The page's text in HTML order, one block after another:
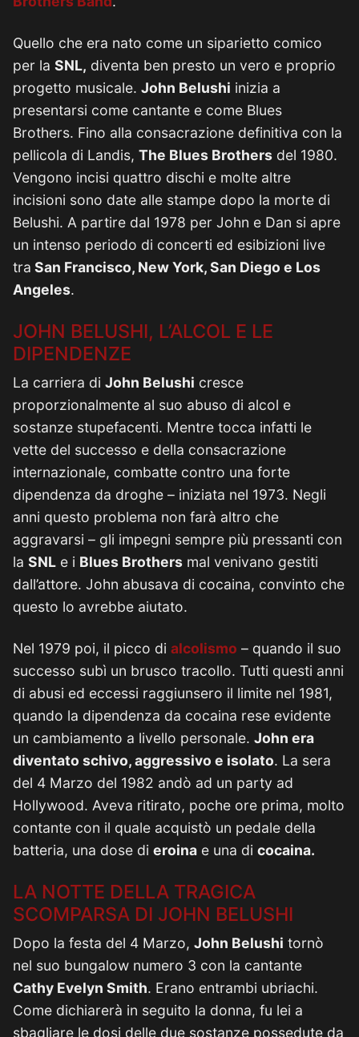
Quello che era nato come un siparietto comico
per la SNL, diventa ben presto un vero e proprio
progetto musicale. John Belushi inizia a
presentarsi come cantante e come Blues
Brothers. Fino alla consacrazione definitiva con la
pellicola di Landis, The Blues Brothers del 1980.
Vengono incisi quattro dischi e molte altre
incisioni sono date alle stampe dopo la morte di
Belushi. A partire dal 1978 per John e Dan si apre
un intenso periodo di concerti ed esibizioni live
tra San Francisco, New York, San Diego e Los
Angeles.
JOHN BELUSHI, L’ALCOL E LE
DIPENDENZE
La carriera di John Belushi cresce
proporzionalmente al suo abuso di alcol e
sostanze stupefacenti. Mentre tocca infatti le
vette del successo e della consacrazione
internazionale, combatte contro una forte
dipendenza da droghe – iniziata nel 1973. Negli
anni questo problema non farà altro che
aggravarsi – gli impegni sempre più pressanti con
la SNL e i Blues Brothers mal venivano gestiti
dall’attore. John abusava di cocaina, convinto che
questo lo avrebbe aiutato.
Nel 1979 poi, il picco di alcolismo – quando il suo
successo subì un brusco tracollo. Tutti questi anni
di abusi ed eccessi raggiunsero il limite nel 1981,
quando la dipendenza da cocaina rese evidente
un cambiamento a livello personale. John era
diventato schivo, aggressivo e isolato. La sera
del 4 Marzo del 1982 andò ad un party ad
Hollywood. Aveva ritirato, poche ore prima, molto
contante con il quale acquistò un pedale della
batteria, una dose di eroina e una di cocaina.
LA NOTTE DELLA TRAGICA
SCOMPARSA DI JOHN BELUSHI
Dopo la festa del 4 Marzo, John Belushi tornò
nel suo bungalow numero 3 con la cantante
Cathy Evelyn Smith. Erano entrambi ubriachi.
Come dichiarerà in seguito la donna, fu lei a
sbagliare le dosi delle due sostanze possedute da